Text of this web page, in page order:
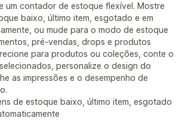
um contador de estoque flexível. Mostre
baixo, último item, esgotado e em
ou mude para o modo de estoque
pré-vendas, drops e produtos
para produtos ou coleções, conte o
personalize o design do
as impressões e o desempenho de
de estoque baixo, último item, esgotado